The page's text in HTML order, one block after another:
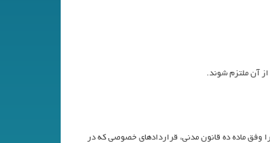
آن ملتزم شوند.
وفق ماده ده قانون مدني، قراردادهاي خصوصي كه در